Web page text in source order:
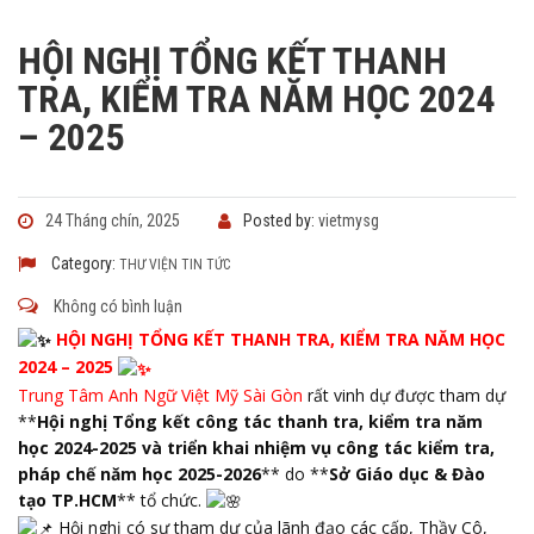
HỘI NGHỊ TỔNG KẾT THANH
TRA, KIỂM TRA NĂM HỌC 2024
– 2025
24 Tháng chín, 2025 Posted by: vietmysg
Category: THƯ VIỆN TIN TỨC
Không có bình luận
HỘI NGHỊ TỔNG KẾT THANH TRA, KIỂM TRA NĂM HỌC
2024 – 2025
Trung Tâm Anh Ngữ Việt Mỹ Sài Gòn rất vinh dự được tham dự
**Hội nghị Tổng kết công tác thanh tra, kiểm tra năm
học 2024-2025 và triển khai nhiệm vụ công tác kiểm tra,
pháp chế năm học 2025-2026** do **Sở Giáo dục & Đào
tạo TP.HCM** tổ chức.
Hội nghị có sự tham dự của lãnh đạo các cấp, Thầy Cô,